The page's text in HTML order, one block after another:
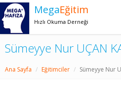
MegaEğitim
Hızlı Okuma Derneği
Sümeyye Nur UÇAN
Ana Sayfa Eğitimciler Sümeyye Nur